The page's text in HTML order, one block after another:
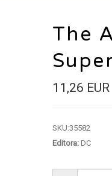
The
11,26 EUR
SKU:35582
Editora:DC